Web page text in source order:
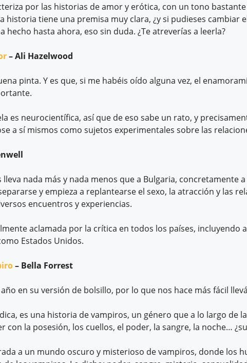
por las historias de amor y erótica, con un tono
historia tiene una premisa muy clara, ¿y si pudieses cambiar
hecho hasta ahora, eso sin duda. ¿Te atreverías a leerla?
– Ali Hazelwood
pinta. Y es que, si me habéis oído alguna vez, el
es neurocientífica, así que de eso sabe un rato, y
a sí mismos como sujetos experimentales sobre las
nada más y nada menos que a Bulgaria, concretamente
y empieza a replantearse el sexo, la atracción y las
encuentros y experiencias.
aclamada por la crítica en todos los países,
Estados Unidos.
– Bella Forrest
en su versión de bolsillo, por lo que nos hace más fácil
es una historia de vampiros, un género que a lo largo de
con la posesión, los cuellos, el poder, la sangre, la noche…
a un mundo oscuro y misterioso de vampiros, donde los